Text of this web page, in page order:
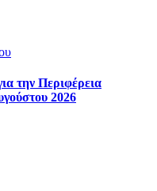
την Περιφέρεια
2026